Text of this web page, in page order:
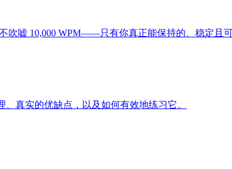
吹嘘 10,000 WPM——只有你真正能保持的、稳定且可
真实的优缺点，以及如何有效地练习它。